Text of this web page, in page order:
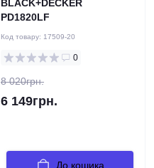
BLACK+DECKER
PD1820LF
Код товару: 17509-20
0
8 020грн.
6 149грн.
До кошика